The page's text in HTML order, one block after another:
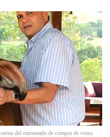
del entramado de compra de votos